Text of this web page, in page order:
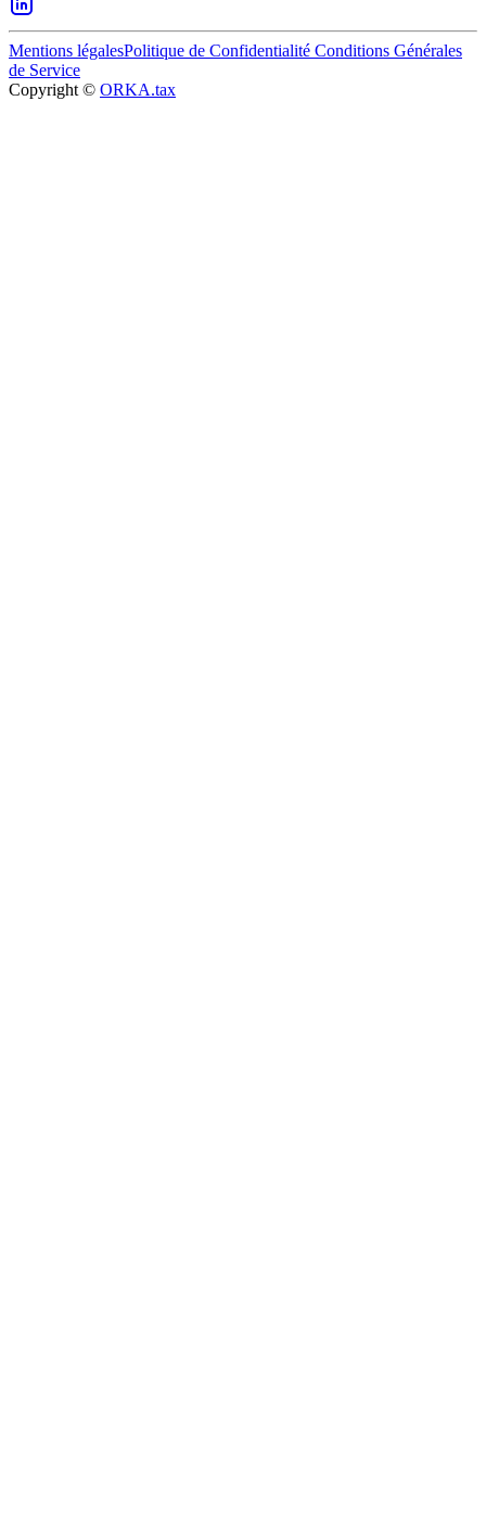
Mentions légalesPolitique de Confidentialité Conditions Générales
de Service
Copyright © ORKA.tax